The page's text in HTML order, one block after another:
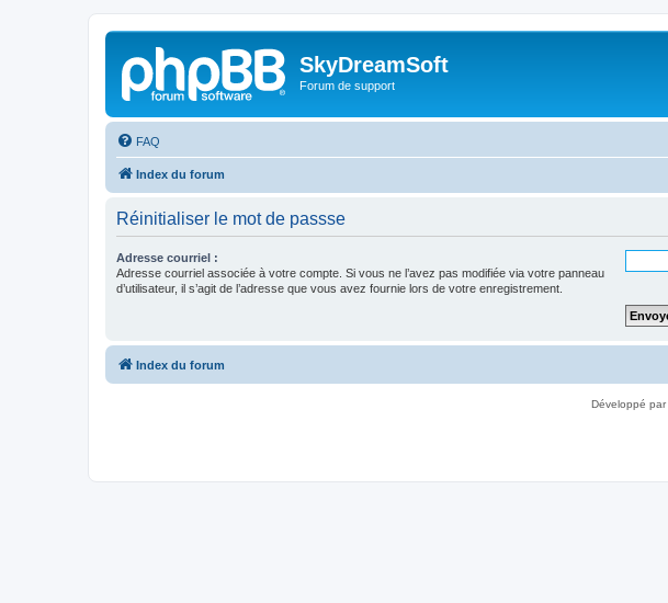
SkyDreamSoft
Forum de support
FAQ
Index du forum
Réinitialiser le mot de passse
Adresse courriel :
Adresse courriel associée à votre compte. Si vous ne l’avez pas modifiée via votre panneau
d’utilisateur, il s’agit de l’adresse que vous avez fournie lors de votre enregistrement.
Index du forum
Développé par